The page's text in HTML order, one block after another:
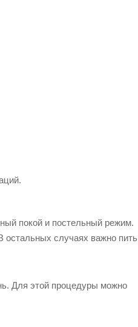
покой и постельный режим.
случаях важно пить
Для этой процедуры можно